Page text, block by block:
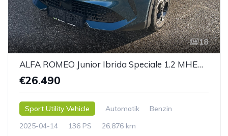
18
ALFA ROMEO Junior Ibrida Speciale 1.2 MHEV e-DCT 6
€26.490
Sport Utility Vehicle Automatik
Benzin
2025-04-14
136 PS 26.876 km